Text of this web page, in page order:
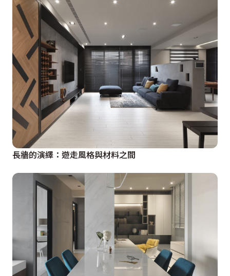
長牆的演繹：遊走風格與材料之間